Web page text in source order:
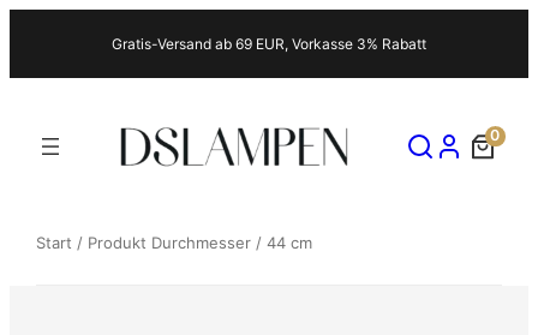
springen
Gratis-Versand ab 69 EUR, Vorkasse 3% Rabatt
0
Start / Produkt Durchmesser / 44 cm